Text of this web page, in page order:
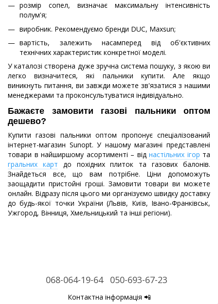
розмір сопел, визначає максимальну інтенсивність
полум'я;
виробник. Рекомендуємо бренди DUC, Maxsun;
вартість, залежить насамперед від об'єктивних
технічних характеристик конкретної моделі.
У каталозі створена дуже зручна система пошуку, з якою ви
легко визначитеся, які пальники купити. Але якщо
виникнуть питання, ви завжди можете зв'язатися з нашими
менеджерами та проконсультуватися індивідуально.
Бажаєте замовити газові пальники оптом
дешево?
Купити газові пальники оптом пропонує спеціалізований
інтернет-магазин Sunopt. У нашому магазині представлені
товари в найширшому асортименті – від настільних ігор та
гральних карт до похідних плиток та газових балонів.
Знайдеться все, що вам потрібне. Ціни допоможуть
заощадити пристойні гроші. Замовити товари ви можете
онлайн. Відразу після цього ми організуємо швидку доставку
до будь-якої точки України (Львів, Київ, Івано-Франківськ,
Ужгород, Вінниця, Хмельницький та інші регіони).
068-064-19-64 050-693-67-23
Контактна інформація 📲